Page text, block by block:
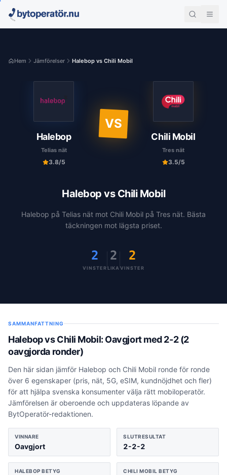
Hem Jämförelser Halebop vs Chili Mobil
Halebop
Telias nät
3.8/5
VS
Chili Mobil
Tres nät
3.5/5
Halebop vs Chili Mobil
Halebop på Telias nät mot Chili Mobil på Tres nät. Bästa
täckningen mot lägsta priset.
2
VINSTER
2
LIKA
2
VINSTER
SAMMANFATTNING
HalebopvsChili Mobil: Oavgjortmed2-2(2
oavgjorda ronder)
Den här sidan jämför Halebop och Chili Mobil ronde för ronde
över 6 egenskaper (pris, nät, 5G, eSIM, kundnöjdhet och fler)
för att hjälpa svenska konsumenter välja rätt mobiloperatör.
Jämförelsen är oberoende och uppdateras löpande av
BytOperatör-redaktionen.
VINNARE
Oavgjort
SLUTRESULTAT
2-2-2
HALEBOP BETYG CHILI MOBIL BETYG